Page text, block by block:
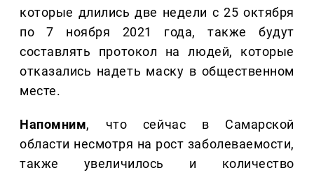
которые длились две недели с 25 октября
по 7 ноября 2021 года, также будут
составлять протокол на людей, которые
отказались надеть маску в общественном
месте.
Напомним, что сейчас в Самарской
области несмотря на рост заболеваемости,
также увеличилось и количество